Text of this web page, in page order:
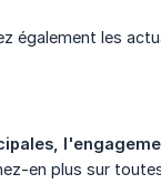
les
en plus sur